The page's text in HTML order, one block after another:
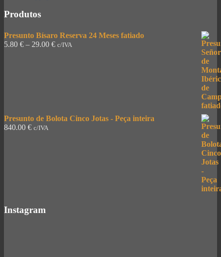
Produtos
Presunto Bísaro Reserva 24 Meses fatiado
5.80 € – 29.00 € c/IVA
Presunto de Bolota Cinco Jotas - Peça inteira
840.00 € c/IVA
Instagram